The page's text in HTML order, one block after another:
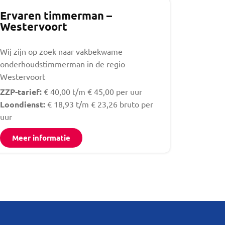
Ervaren timmerman –
Westervoort
Wij zijn op zoek naar vakbekwame
onderhoudstimmerman in de regio
Westervoort
ZZP-tarief:€ 40,00 t/m € 45,00 per uur
Loondienst:€ 18,93 t/m € 23,26 bruto per
uur
Meer informatie